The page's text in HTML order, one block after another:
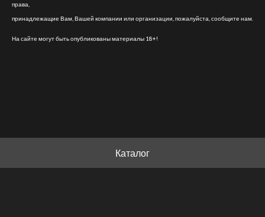
права,
принадлежащие Вам, Вашей компании или организации, пожалуйста, сообщите нам.
На сайте могут быть опубликованы материалы 18+!
Каталог